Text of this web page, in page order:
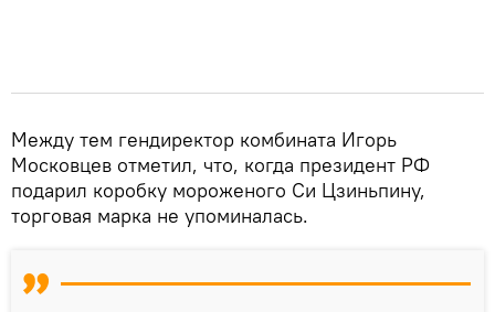
Между тем гендиректор комбината Игорь
Московцев отметил, что, когда президент РФ
подарил коробку мороженого Си Цзиньпину,
торговая марка не упоминалась.